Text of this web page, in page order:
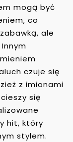
mogą być
co
ale
czuje się
z imionami
się
hit, który
stylem.